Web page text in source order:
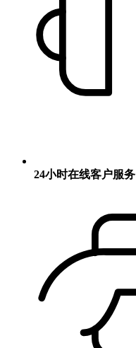
24小时在线客户服务